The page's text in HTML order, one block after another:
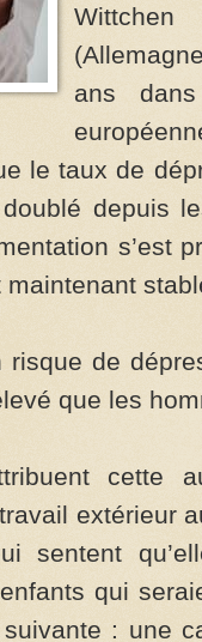
ans
le taux de
depuis
s’est
risque de
que les
cette
extérieur
sentent
qui
: une